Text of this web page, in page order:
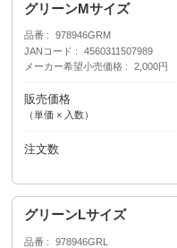
グリーンMサイズ
品番
978946GRM
JANコード
4560311507989
メーカー希望小売価格
2,000円
販売価格
（単価 × 入数）
注文数
グリーンLサイズ
品番
978946GRL